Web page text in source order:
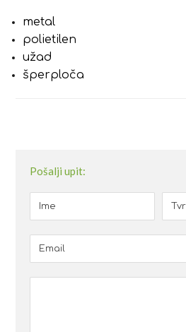
metal
polietilen
užad
šperploča
Pošalji upit: